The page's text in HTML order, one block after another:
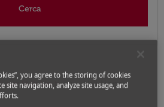
Cerca
per Stati Uniti
Voli Lione -
you agree to the storing of cookies
site navigation, analyze site usage, and